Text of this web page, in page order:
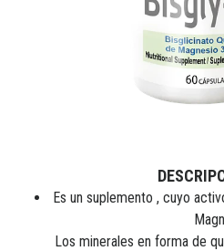
Es un suplemento , cuyo
Los minerales en forma de